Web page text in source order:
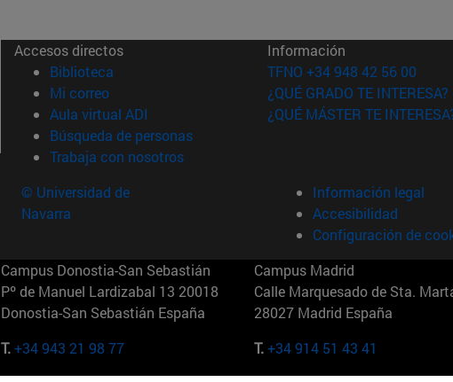
Accesos directos
Biblioteca (abre en nueva ventana)
Mi correo(abre en nueva ventana)
Aula virtual ADI (abre en nueva ventana)
Búsqueda de personas(abre en nueva ventana)
Trabaja con nosotros(abre en nueva ventana)
Información
TFNO +34 948 42 56 00
¿QUÉ GRADO TE INTERESA?
¿QUÉ MÁSTER TE
© Universidad de
Navarra
Información legal
Accesibilidad
Configuración de
Campus Donostia-San Sebastián
Pº de Manuel Lardizabal 13 20018
Donostia-San Sebastián España
T.+34 943 21 98 77
Campus Madrid
Calle Marquesado de Sta.
28027 Madrid España
T.+34 914 51 43 41